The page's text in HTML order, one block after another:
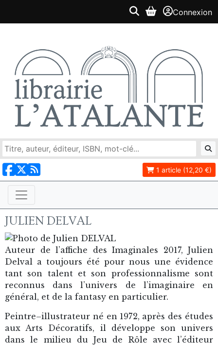
Connexion
1 article (12,20 €)
JULIEN DELVAL
Auteur de l’affiche des Imaginales 2017, Julien
Delval a toujours été pour nous une évidence
tant son talent et son professionnalisme sont
reconnus dans l’univers de l’imaginaire en
général, et de la fantasy en particulier.
Peintre–illustrateur né en 1972, après des études
aux Arts Décoratifs, il développe son univers
dans le milieu du Jeu de Rôle avec l’éditeur